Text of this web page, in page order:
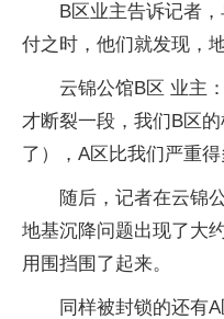
B区业主告诉记者
付之时，他们就发现，
云锦公馆B区 业主
才断裂一段，我们B区
了），A区比我们严重得
随后，记者在云锦
地基沉降问题出现了大
用围挡围了起来。
同样被封锁的还有